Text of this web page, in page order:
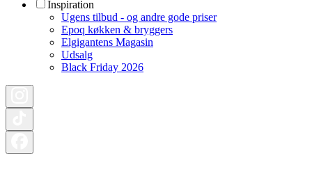
Inspiration
Ugens tilbud - og andre gode priser
Epoq køkken & bryggers
Elgigantens Magasin
Udsalg
Black Friday 2026